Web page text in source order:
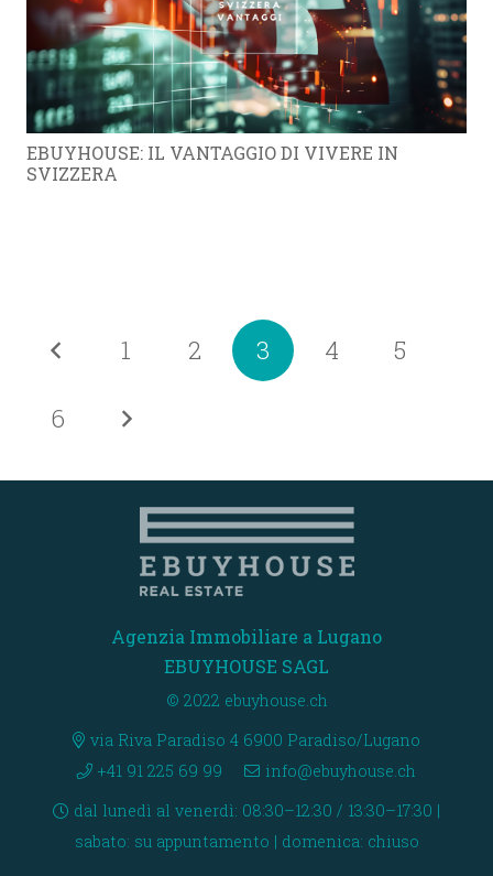
EBUYHOUSE: IL VANTAGGIO DI VIVERE IN
SVIZZERA
1 2 3 4 5
6
Agenzia Immobiliare a Lugano
EBUYHOUSE SAGL
© 2022 ebuyhouse.ch
via Riva Paradiso 4 6900 Paradiso/Lugano
+41 91 225 69 99
info@ebuyhouse.ch
dal lunedì al venerdì: 08:30–12:30 / 13:30–17:30 |
sabato: su appuntamento | domenica: chiuso